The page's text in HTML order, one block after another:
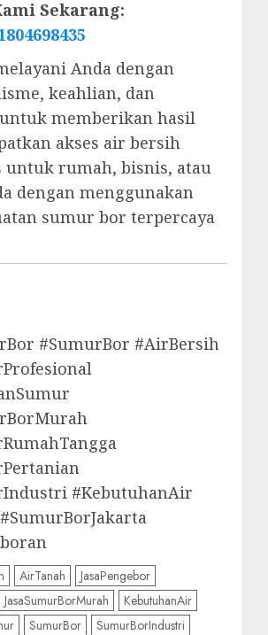
Sekarang:
Anda dengan
keahlian, dan
memberikan hasil
akses air bersih
untuk rumah, bisnis, atau
dengan menggunakan
sumur bor terpercaya
#SumurBor #AirBersih
#KebutuhanAir
AirTanah
JasaPengebor
JasaSumurBorMurah
KebutuhanAir
SumurBor
SumurBorIndustri